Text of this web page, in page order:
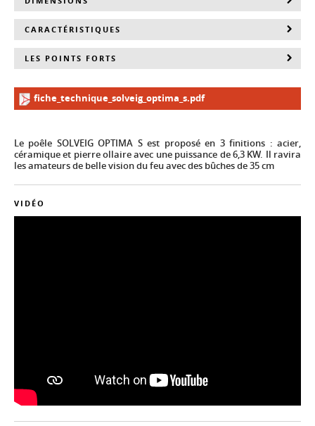
Le poêle SOLVEIG OPTIMA S est proposé en 3 finitions : acier,
céramique et pierre ollaire avec une puissance de 6,3 KW. Il ravira
les amateurs de belle vision du feu avec des bûches de 35 cm
VIDÉO
CARACTÉRISTIQUES
LES POINTS FORTS
fiche_technique_solveig_optima_s.pdf